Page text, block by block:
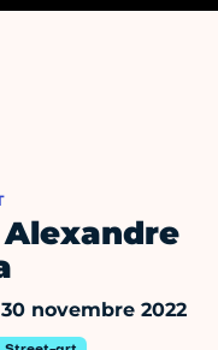
novembre 2022